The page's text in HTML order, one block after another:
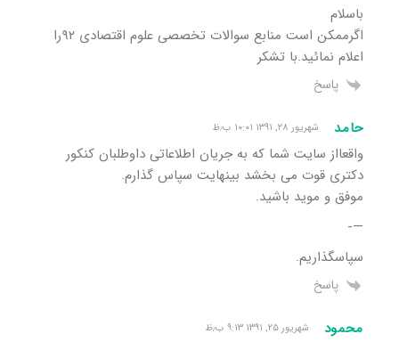
باسلام
اگرممکن است منابع سوالات تخصصی علوم اقتصادی ۹۲را
اعلام نمائید.با تشکر
پاسخ
حامد شهریور ۲۸, ۱۳۹۱ ۱۰:۰۱ ب٫ظ
واقعااز سایت شما که به جریان اطلاعاتی داوطلبان کنکور
دکتری قوت می بخشد بینهایت سپاس گذارم.
موفق و موید باشید.
—-
سپاسگذاریم.
پاسخ
محمود شهریور ۲۵, ۱۳۹۱ ۹:۱۳ ب٫ظ